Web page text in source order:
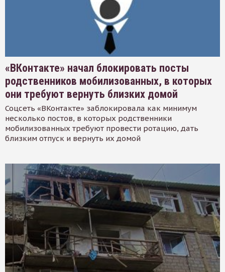
«ВКонтакте» начал блокировать посты
родственников мобилизованных, в которых
они требуют вернуть близких домой
Соцсеть «ВКонтакте» заблокировала как минимум
несколько постов, в которых родственники
мобилизованных требуют провести ротацию, дать
близким отпуск и вернуть их домой